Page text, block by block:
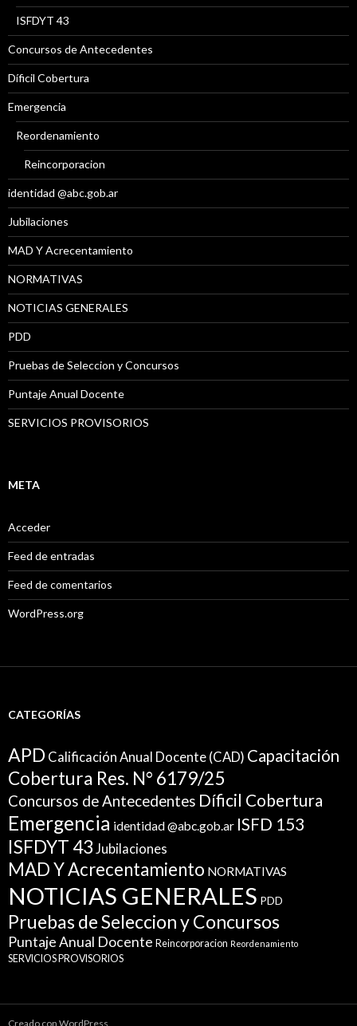
ISFDYT 43
Concursos de Antecedentes
Díficil Cobertura
Emergencia
Reordenamiento
Reincorporacion
identidad @abc.gob.ar
Jubilaciones
MAD Y Acrecentamiento
NORMATIVAS
NOTICIAS GENERALES
PDD
Pruebas de Seleccion y Concursos
Puntaje Anual Docente
SERVICIOS PROVISORIOS
META
Acceder
Feed de entradas
Feed de comentarios
WordPress.org
CATEGORÍAS
APD Calificación Anual Docente (CAD) Capacitación
Cobertura Res. N° 6179/25
Concursos de Antecedentes Díficil Cobertura
Emergencia identidad @abc.gob.ar ISFD 153
ISFDYT 43 Jubilaciones
MAD Y Acrecentamiento NORMATIVAS
NOTICIAS GENERALES PDD
Pruebas de Seleccion y Concursos
Puntaje Anual Docente Reincorporacion Reordenamiento
SERVICIOS PROVISORIOS
Creado con WordPress